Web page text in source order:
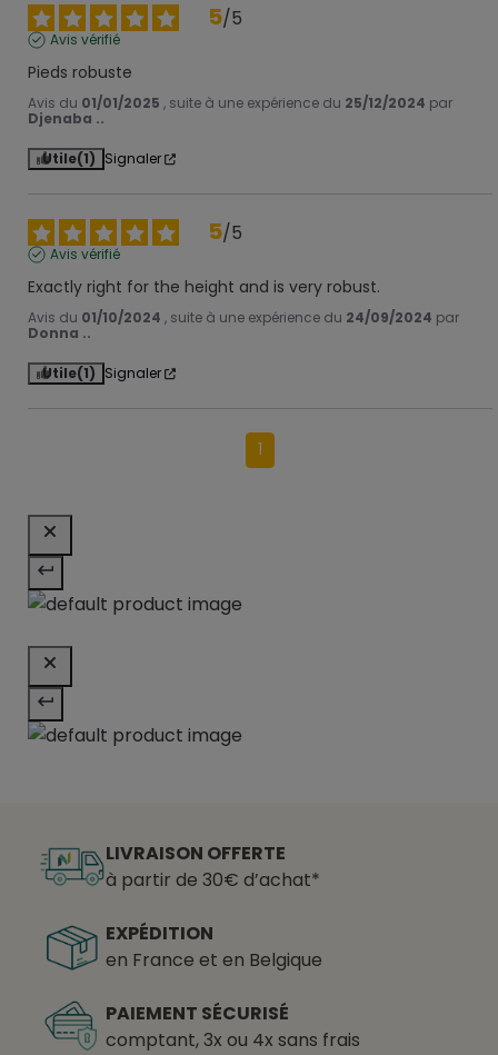
5/5
Avis vérifié
Pieds robuste
Avis du 01/01/2025 , suite à une expérience du 25/12/2024 par
Djenaba ..
Utile(1) Signaler
5/5
Avis vérifié
Exactly right for the height and is very robust.
Avis du 01/10/2024 , suite à une expérience du 24/09/2024 par
Donna ..
Utile(1) Signaler
1
LIVRAISON OFFERTE
à partir de 30€ d’achat*
EXPÉDITION
en France et en Belgique
PAIEMENT SÉCURISÉ
comptant, 3x ou 4x sans frais